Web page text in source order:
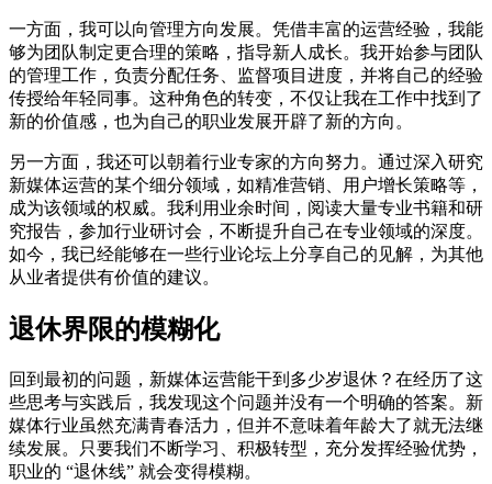
一方面，我可以向管理方向发展。凭借丰富的运营经验，我能
够为团队制定更合理的策略，指导新人成长。我开始参与团队
的管理工作，负责分配任务、监督项目进度，并将自己的经验
传授给年轻同事。这种角色的转变，不仅让我在工作中找到了
新的价值感，也为自己的职业发展开辟了新的方向。
另一方面，我还可以朝着行业专家的方向努力。通过深入研究
新媒体运营的某个细分领域，如精准营销、用户增长策略等，
成为该领域的权威。我利用业余时间，阅读大量专业书籍和研
究报告，参加行业研讨会，不断提升自己在专业领域的深度。
如今，我已经能够在一些行业论坛上分享自己的见解，为其他
从业者提供有价值的建议。
退休界限的模糊化
回到最初的问题，新媒体运营能干到多少岁退休？在经历了这
些思考与实践后，我发现这个问题并没有一个明确的答案。新
媒体行业虽然充满青春活力，但并不意味着年龄大了就无法继
续发展。只要我们不断学习、积极转型，充分发挥经验优势，
职业的 “退休线” 就会变得模糊。